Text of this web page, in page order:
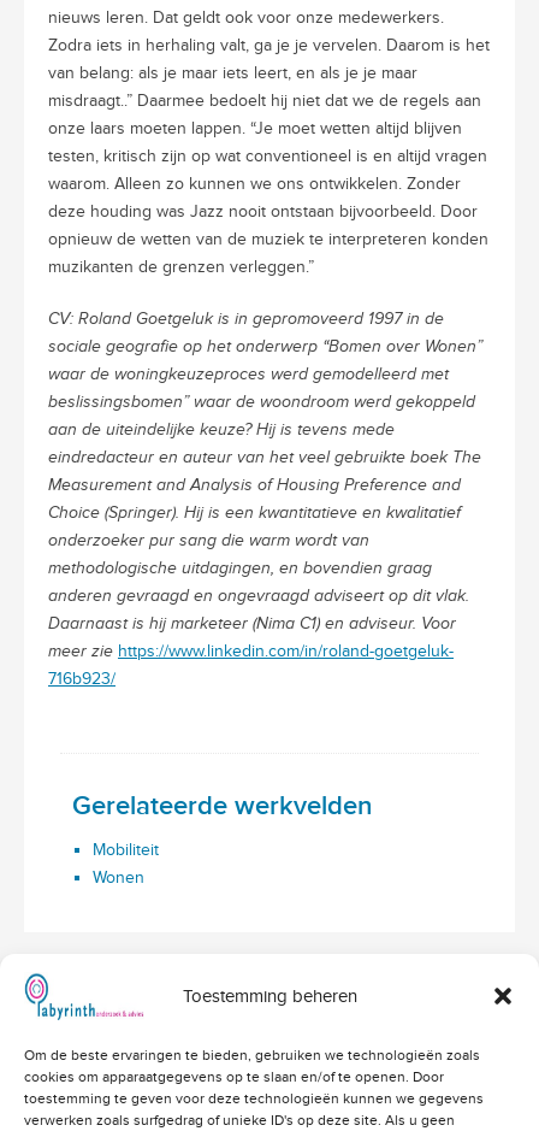
Toestemming beheren
Om de beste ervaringen te bieden, gebruiken we technologieën zoals
cookies om apparaatgegevens op te slaan en/of te openen. Door
toestemming te geven voor deze technologieën kunnen we gegevens
verwerken zoals surfgedrag of unieke ID's op deze site. Als u geen
nieuws leren. Dat geldt ook voor onze medewerkers.
Zodra iets in herhaling valt, ga je je vervelen. Daarom is het
van belang: als je maar iets leert, en als je je maar
misdraagt..” Daarmee bedoelt hij niet dat we de regels aan
onze laars moeten lappen. “Je moet wetten altijd blijven
testen, kritisch zijn op wat conventioneel is en altijd vragen
waarom. Alleen zo kunnen we ons ontwikkelen. Zonder
deze houding was Jazz nooit ontstaan bijvoorbeeld. Door
opnieuw de wetten van de muziek te interpreteren konden
muzikanten de grenzen verleggen.”
CV: Roland Goetgeluk is in gepromoveerd 1997 in de
sociale geografie op het onderwerp “Bomen over Wonen”
waar de woningkeuzeproces werd gemodelleerd met
beslissingsbomen” waar de woondroom werd gekoppeld
aan de uiteindelijke keuze? Hij is tevens mede
eindredacteur en auteur van het veel gebruikte boek The
Measurement and Analysis of Housing Preference and
Choice (Springer). Hij is een kwantitatieve en kwalitatief
onderzoeker pur sang die warm wordt van
methodologische uitdagingen, en bovendien graag
anderen gevraagd en ongevraagd adviseert op dit vlak.
Daarnaast is hij marketeer (Nima C1) en adviseur. Voor
meer zie https://www.linkedin.com/in/roland-goetgeluk-
716b923/
Gerelateerde werkvelden
Mobiliteit
Wonen
3526 VD Utrecht
info@labyrinthonderzoek.nl
bekijk op Google Maps